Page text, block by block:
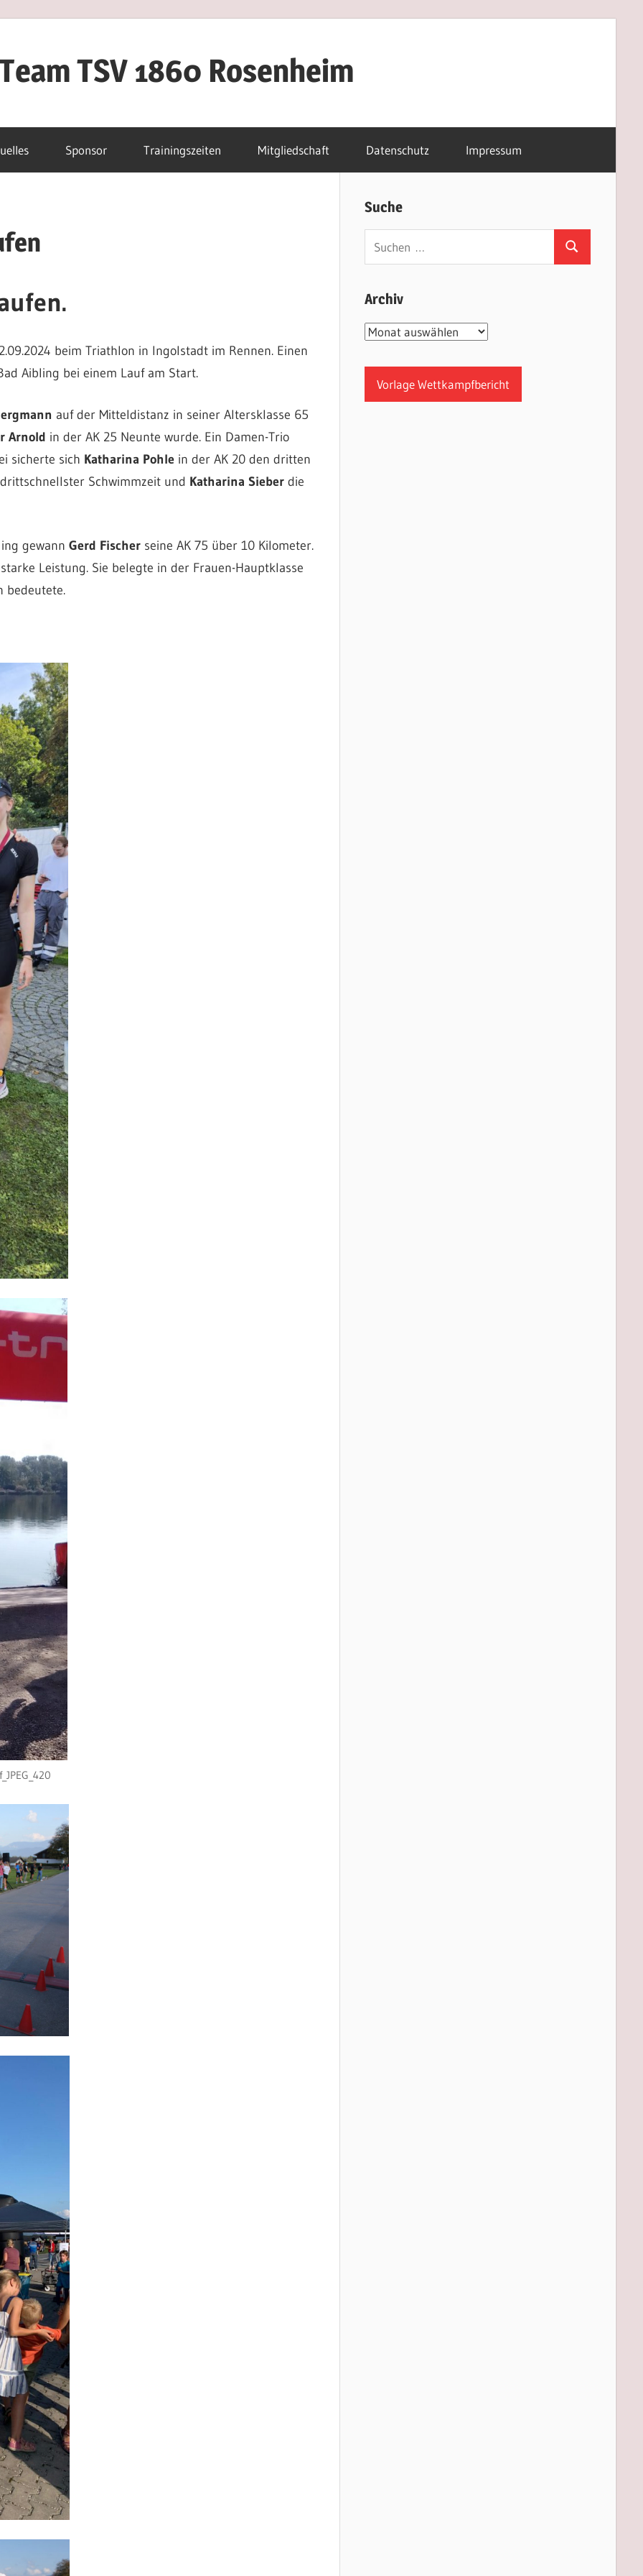
TSV 1860 Rosenheim
Sponsor Trainingszeiten Mitgliedschaft Datenschutz Impressum
beim Triathlon in Ingolstadt im Rennen. Einen
Aibling bei einem Lauf am Start.
auf der Mitteldistanz in seiner Altersklasse 65
Arnold in der AK 25 Neunte wurde. Ein Damen-Trio
sicherte sich Katharina Pohlein der AK 20 den dritten
Schwimmzeit und Katharina Sieber die
gewann Gerd Fischerseine AK 75 über 10 Kilometer.
Leistung. Sie belegte in der Frauen-Hauptklasse
bedeutete.
Suche
Suchen
Archiv
Archiv
Vorlage Wettkampfbericht